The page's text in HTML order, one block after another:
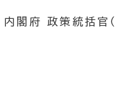
内閣府 政策統括官（